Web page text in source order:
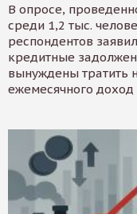
В опросе,
среди 1,2 тыс.
респондентов
кредитные
вынуждены тратить
ежемесячного доход